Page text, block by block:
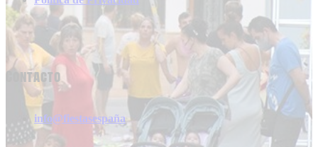
Contacto
info@fiestasespaña